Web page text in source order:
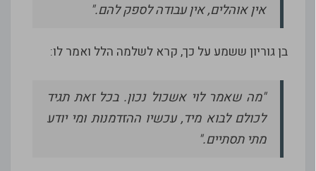
אין אוהלים, אין עבודה לספק להם."
בן גוריון ששמע על כך, קרא לשלמה הלל ואמר לו:
"מה שאמר לוי אשכול נכון. בכל זאת תגיד
לכולם לבוא מיד, עכשיו ההזדמנות ומי יודע
מתי תסתיים."